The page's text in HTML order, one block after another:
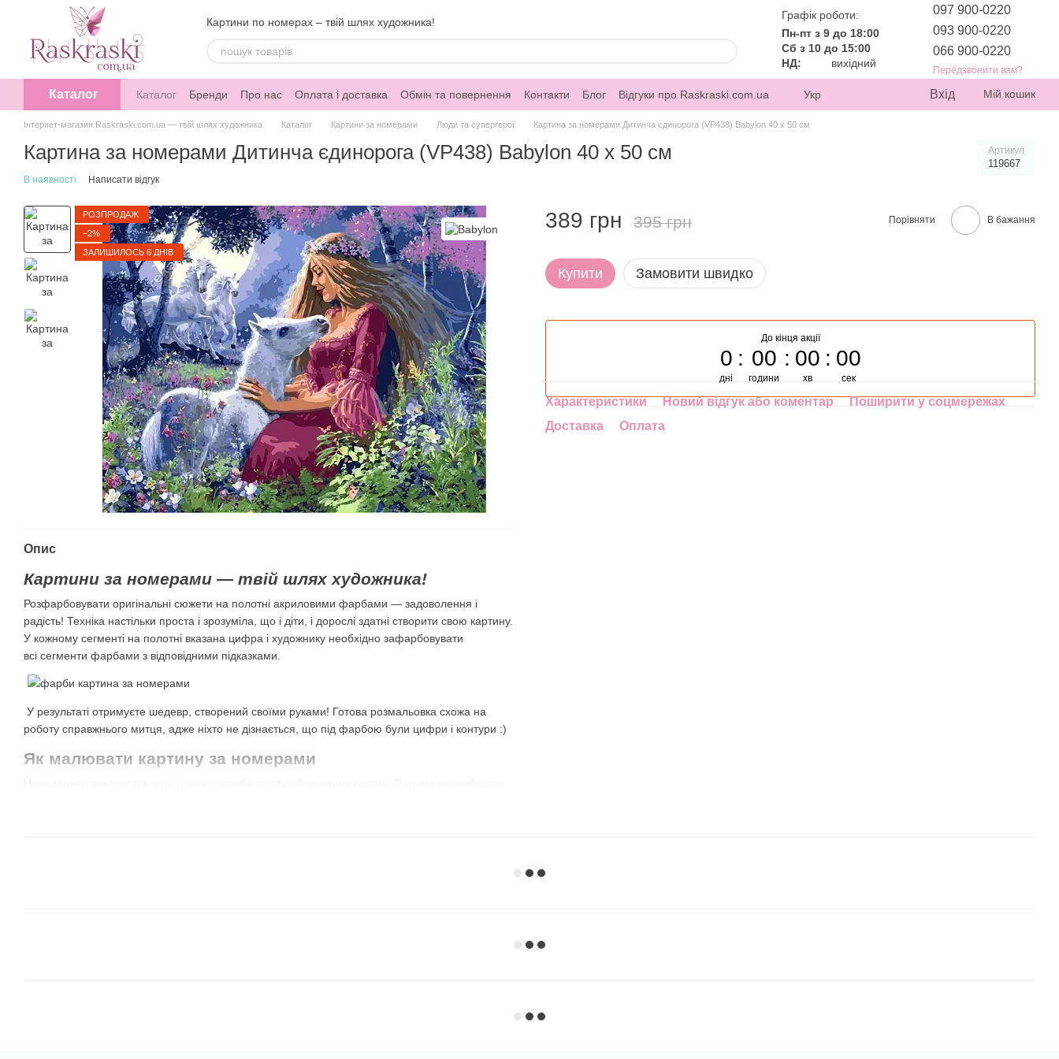
Перейти до основного контенту
Картини по номерах – твій шлях художника!
Графік роботи:
Пн-пт з 9 до 18:00
Сб з 10 до 15:00
НД:
вихідний
097 900-0220
093 900-0220
066 900-0220
Передзвонити вам?
Каталог Каталог Бренди Про нас Оплата і доставка Обмін та повернення Контакти Блог Відгуки про Raskraski.com.ua Укр Вхід Мій кошик
Інтернет-магазин Raskraski.com.ua — твій шлях художника Каталог Картини за номерами Люди та супергерої Картина за номерами Дитинча єдинорога (VP438) Babylon 40 х 50 см
Картина за номерами Дитинча єдинорога (VP438) Babylon 40 х 50 см Артикул
119667
В наявності Написати відгук
РОЗПРОДАЖ
−2%
ЗАЛИШИЛОСЬ 6 ДНІВ
Опис
Картини за номерами — твій шлях художника!
Розфарбовувати оригінальні сюжети на полотні акриловими фарбами — задоволення і
радість! Техніка настільки проста і зрозуміла, що і діти, і дорослі здатні створити свою картину.
У кожному сегменті на полотні вказана цифра і художнику необхідно зафарбовувати
всі сегменти фарбами з відповідними підказками.
У результаті отримуєте шедевр, створений своїми руками! Готова розмальовка схожа на
роботу справжнього митця, адже ніхто не дізнається, що під фарбою були цифри і контури :)
Як малювати картину за номерами
389 грн 395 грн Порівняти В бажання
Купити Замовити швидко
До кінця акції
0
дні
00
години
00
хв
00
сек
Характеристики Новий відгук або коментар
Поширити у соцмережах
Доставка
Оплата